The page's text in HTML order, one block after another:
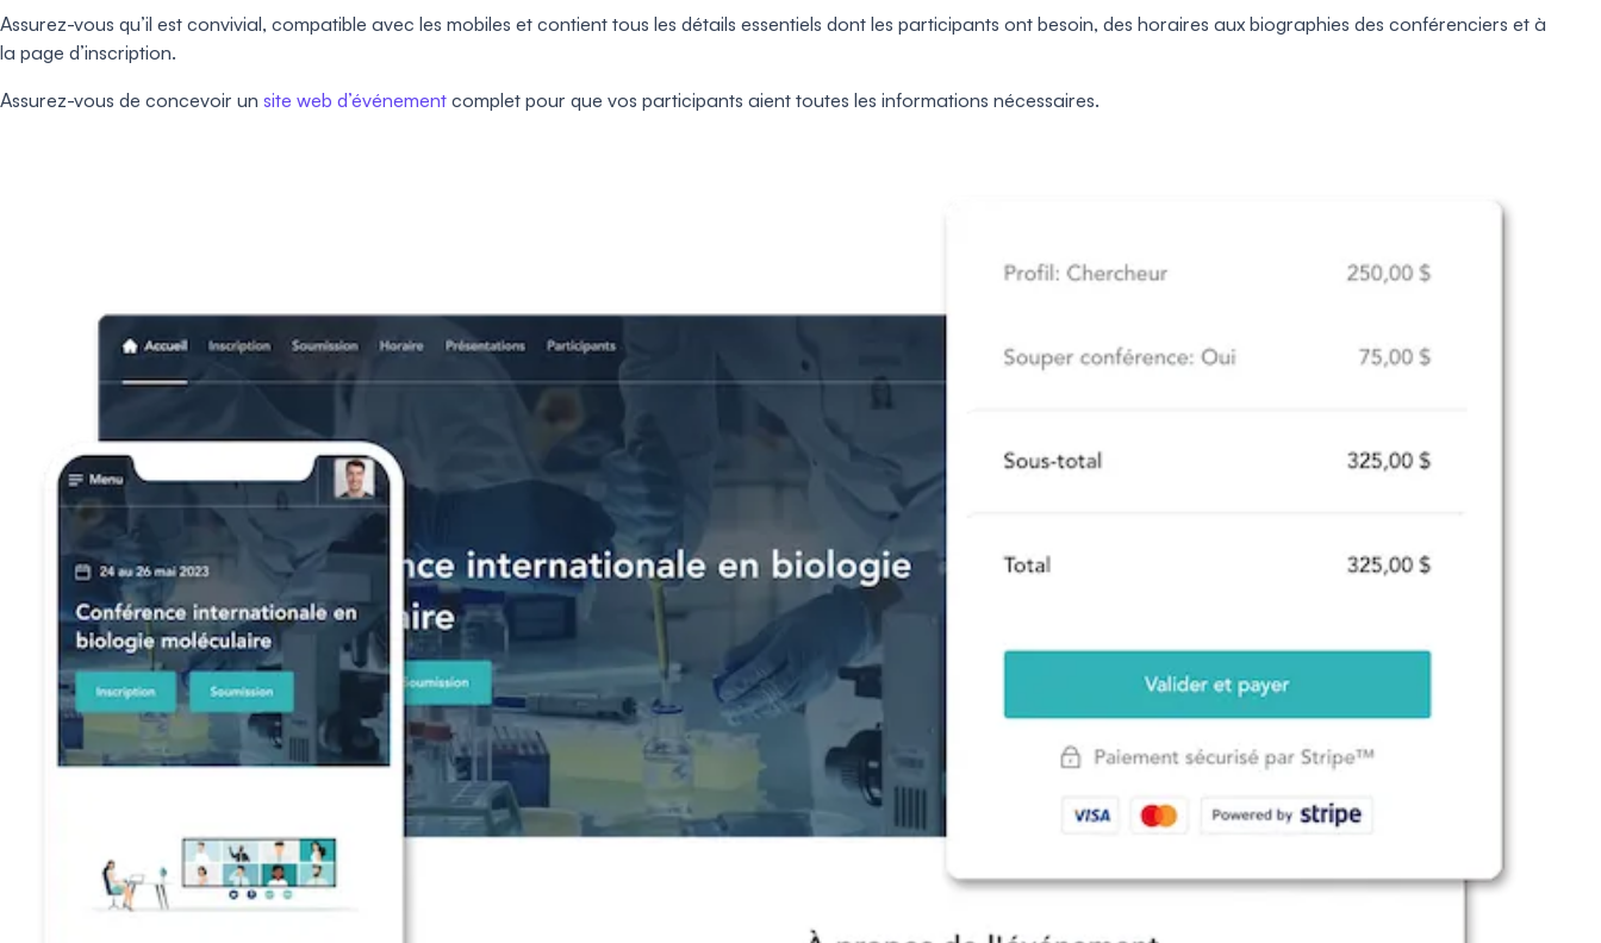
Assurez-vous qu’il est convivial, compatible avec les mobiles et contient tous les détails essentiels dont les participants ont besoin, des horaires aux biographies des conférenciers et à
la page d’inscription.
Assurez-vous de concevoir un site web d’événement complet pour que vos participants aient toutes les informations nécessaires.